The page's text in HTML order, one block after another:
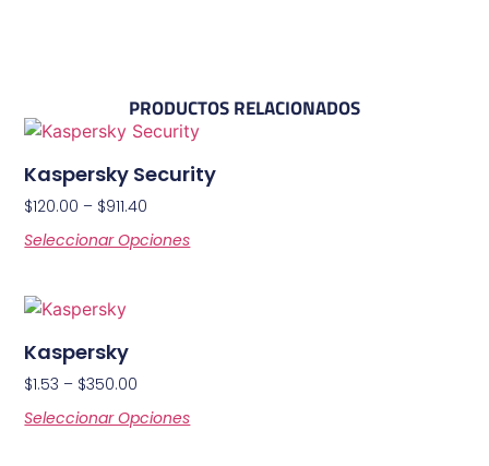
PRODUCTOS RELACIONADOS
Kaspersky Security
$120.00 – $911.40
Seleccionar Opciones
Kaspersky
$1.53 – $350.00
Seleccionar Opciones